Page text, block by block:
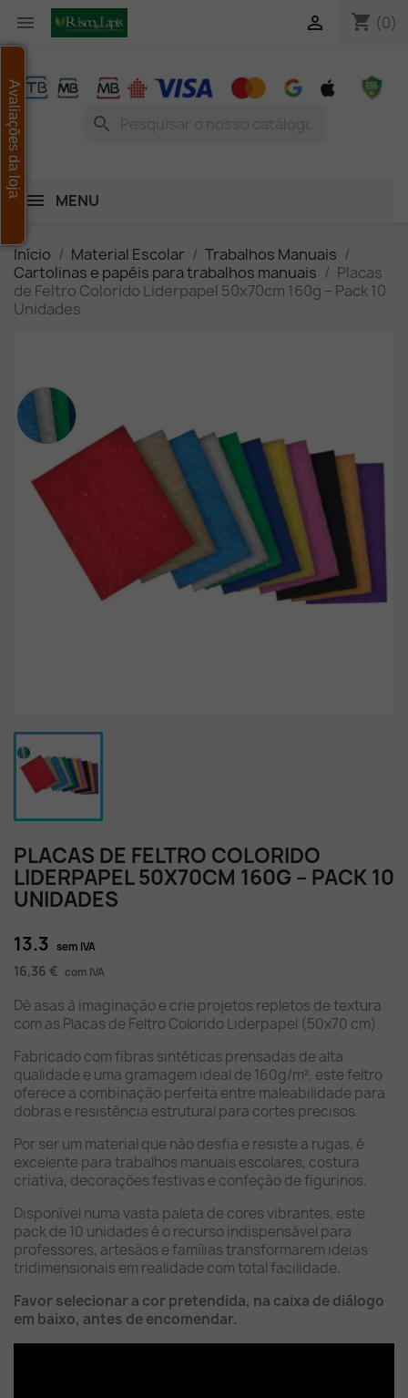
 shopping_cart (0)

search
MENU
Início Material Escolar
Trabalhos Manuais
Cartolinas e papéis para trabalhos manuais
Placas
de Feltro Colorido Liderpapel 50x70cm 160g – Pack 10
Unidades
PLACAS DE FELTRO COLORIDO
LIDERPAPEL 50X70CM 160G – PACK 10
UNIDADES
13.3 sem IVA
16,36 € com IVA
Dê asas à imaginação e crie projetos repletos de textura
com as Placas de Feltro Colorido Liderpapel (50x70 cm).
Fabricado com fibras sintéticas prensadas de alta
qualidade e uma gramagem ideal de 160g/m², este feltro
oferece a combinação perfeita entre maleabilidade para
dobras e resistência estrutural para cortes precisos.
Por ser um material que não desfia e resiste a rugas, é
excelente para trabalhos manuais escolares, costura
criativa, decorações festivas e confeção de figurinos.
Disponível numa vasta paleta de cores vibrantes, este
pack de 10 unidades é o recurso indispensável para
professores, artesãos e famílias transformarem ideias
tridimensionais em realidade com total facilidade.
Favor selecionar a cor pretendida, na caixa de diálogo
em baixo, antes de encomendar.
Avaliações da loja